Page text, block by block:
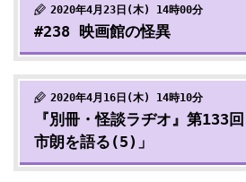
2020年4月23日(木) 14時00分
#238 映画館の怪異
2020年4月16日(木) 14時10分
『別冊・怪談ラヂオ』第133
市朗を語る(5)」